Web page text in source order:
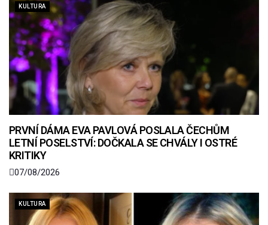
KULTURA
PRVNÍ DÁMA EVA PAVLOVÁ POSLALA ČECHŮM
LETNÍ POSELSTVÍ: DOČKALA SE CHVÁLY I OSTRÉ
KRITIKY
07/08/2026
KULTURA